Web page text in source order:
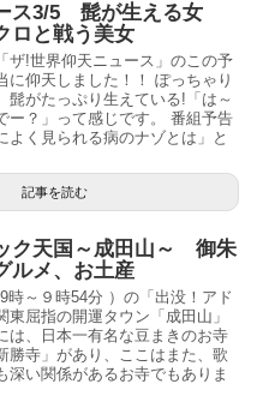
ス3/5 髭が生える女
ロと戦う美女
ザ!世界仰天ニュース」のこの予
に仰天しました！！ ぽっちゃり
髭がたっぷり生えている!「は～
ー？」って感じです。 番組予告
よく見られる病のナゾとは」と
記事を読む
ク天国～成田山～ 御朱
ルメ、お土産
時～９時54分 ）の「出没！アド
東屈指の開運タウン「成田山」
は、日本一有名な豆まきのお寺
勝寺」があり、ここはまた、歌
深い関係があるお寺でもありま